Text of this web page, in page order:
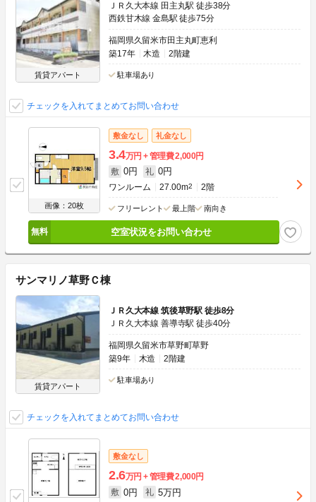
賃貸アパート
ＪＲ久大本線 田主丸駅 徒歩38分
西鉄甘木線 金島駅 徒歩75分
福岡県久留米市田主丸町恵利
築17年
木造 2階建
駐車場あり
チェックを入れてまとめてお問い合わせ
画像：20枚
敷金なし 礼金なし
3.4万円 管理費2,000円
敷 0円 礼 0円
ワンルーム 27.00m2 2階
フリーレント 最上階 南向き
空室状況をお問い合わせ
サンマリノ草野Ｃ棟
賃貸アパート
ＪＲ久大本線 筑後草野駅 徒歩8分
ＪＲ久大本線 善導寺駅 徒歩40分
福岡県久留米市草野町草野
築9年
木造 2階建
駐車場あり
チェックを入れてまとめてお問い合わせ
敷金なし
2.6万円 管理費2,000円
敷 0円 礼 5万円